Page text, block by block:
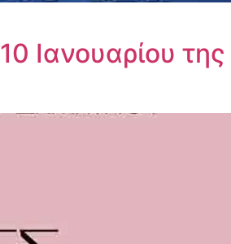
Ιανουαρίου της